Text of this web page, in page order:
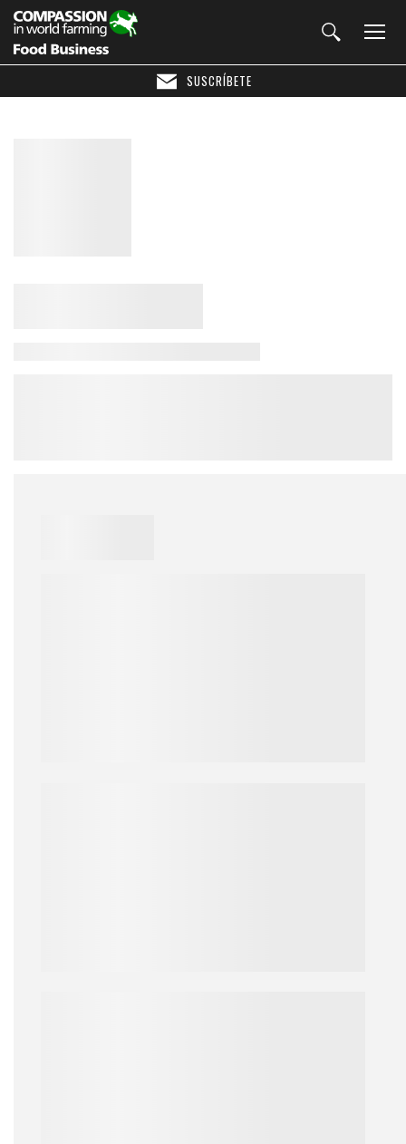
SUSCRÍBETE